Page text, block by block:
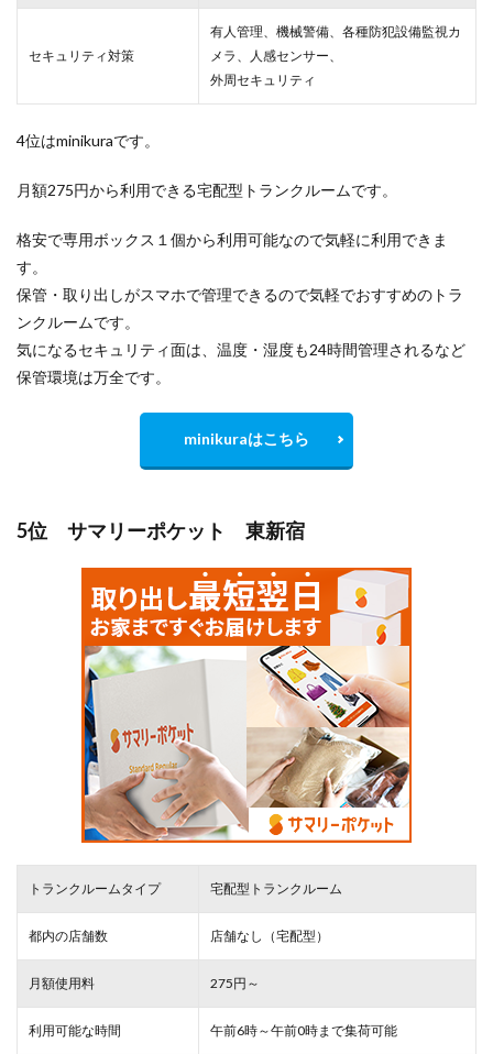
セキュリティ対策
有人管理、機械警備、各種防犯設備監視カ
メラ、人感センサー、
外周セキュリティ
4位はminikuraです。
月額275円から利用できる宅配型トランクルームです。
格安で専用ボックス１個から利用可能なので気軽に利用できま
す。
保管・取り出しがスマホで管理できるので気軽でおすすめのトラ
ンクルームです。
気になるセキュリティ面は、温度・湿度も24時間管理されるなど
保管環境は万全です。
minikuraはこちら
5位 サマリーポケット 東新宿
トランクルームタイプ 宅配型トランクルーム
都内の店舗数 店舗なし（宅配型）
月額使用料 275円～
利用可能な時間 午前6時～午前0時まで集荷可能